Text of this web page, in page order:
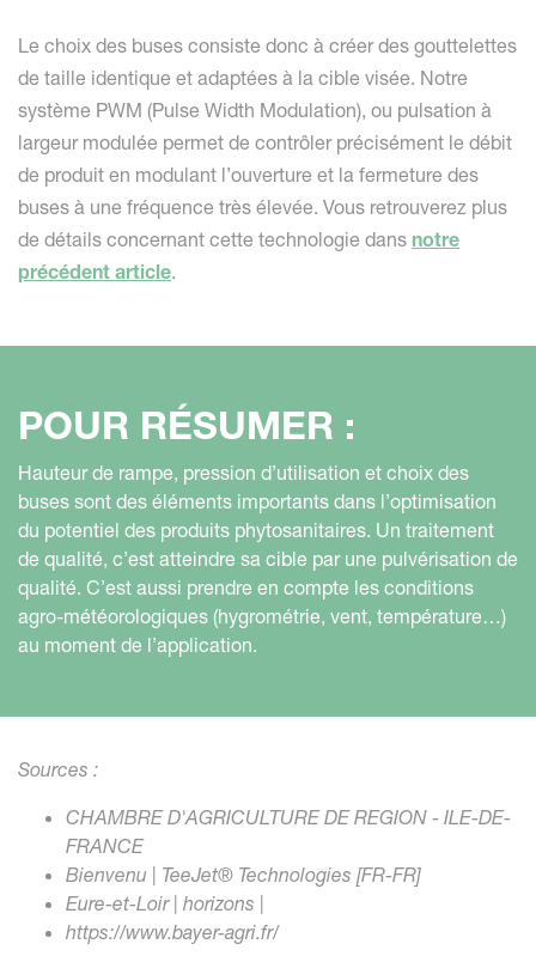
Le choix des buses consiste donc à créer des gouttelettes
de taille identique et adaptées à la cible visée. Notre
système PWM (Pulse Width Modulation), ou pulsation à
largeur modulée permet de contrôler précisément le débit
de produit en modulant l’ouverture et la fermeture des
buses à une fréquence très élevée. Vous retrouverez plus
de détails concernant cette technologie dans notre
précédent article.
POUR RÉSUMER :
Hauteur de rampe, pression d’utilisation et choix des
buses sont des éléments importants dans l’optimisation
du potentiel des produits phytosanitaires. Un traitement
de qualité, c’est atteindre sa cible par une pulvérisation de
qualité. C’est aussi prendre en compte les conditions
agro-météorologiques (hygrométrie, vent, température…)
au moment de l’application.
Sources :
CHAMBRE D'AGRICULTURE DE REGION - ILE-DE-
FRANCE
Bienvenu | TeeJet® Technologies [FR-FR]
Eure-et-Loir | horizons |
https://www.bayer-agri.fr/